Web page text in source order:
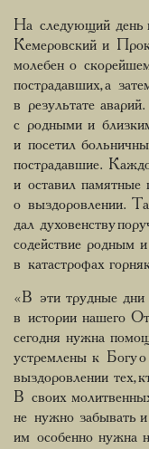
На следующий день
Кемеровский и
молебен о
пострадавших, а
в результате
с родными и
и посетил
пострадавшие.
и оставил памятные
о выздоровлении.
дал духовенству
содействие родным
в катастрофах
«В эти трудные дни
в истории нашего
сегодня нужна
устремлены к Богу
выздоровлении тех,
В своих
не нужно забывать
им особенно нужна